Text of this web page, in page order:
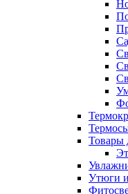
Товары
Утюги